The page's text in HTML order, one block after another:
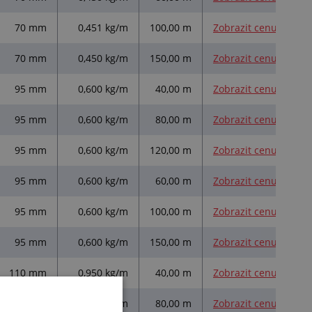
70 mm 0,451 kg/m 100,00 m Zobrazit cenu
70 mm 0,450 kg/m 150,00 m Zobrazit cenu
95 mm 0,600 kg/m 40,00 m Zobrazit cenu
95 mm 0,600 kg/m 80,00 m Zobrazit cenu
95 mm 0,600 kg/m 120,00 m Zobrazit cenu
95 mm 0,600 kg/m 60,00 m Zobrazit cenu
95 mm 0,600 kg/m 100,00 m Zobrazit cenu
95 mm 0,600 kg/m 150,00 m Zobrazit cenu
110 mm 0,950 kg/m 40,00 m Zobrazit cenu
0,950 kg/m 80,00 m Zobrazit cenu